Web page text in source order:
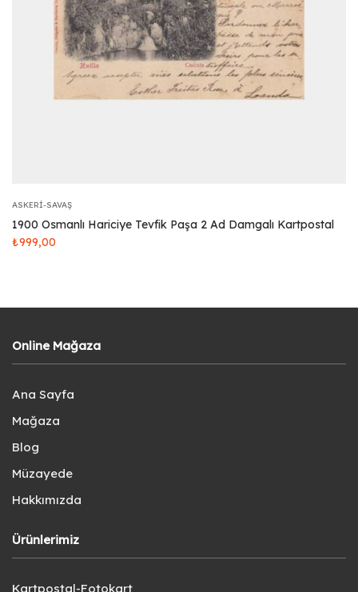
ASKERI-SAVAŞ
1900 Osmanlı Hariciye Tevfik Paşa 2 Ad Damgalı Kartpostal
₺999,00
Online Mağaza
Ana Sayfa
Mağaza
Blog
Müzayede
Hakkımızda
Ürünlerimiz
Kartpostal-Fotokart